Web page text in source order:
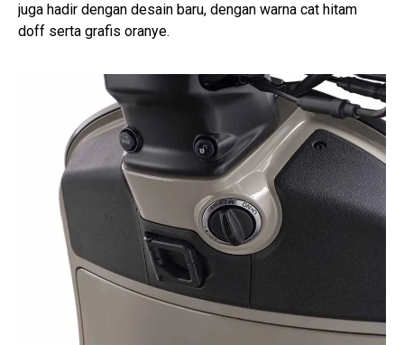
juga hadir dengan desain baru, dengan warna cat hitam
doff serta grafis oranye.